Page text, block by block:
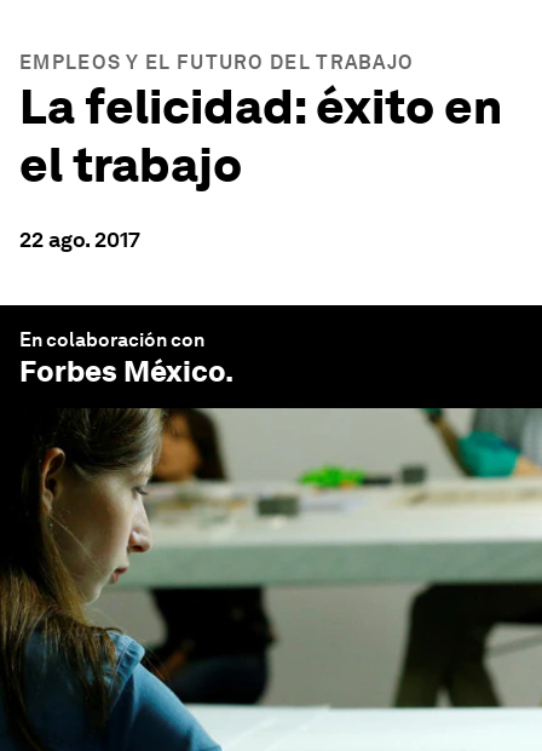
EMPLEOS Y EL FUTURO DEL TRABAJO
La felicidad: éxito en
el trabajo
22 ago. 2017
En colaboración con
Forbes México.